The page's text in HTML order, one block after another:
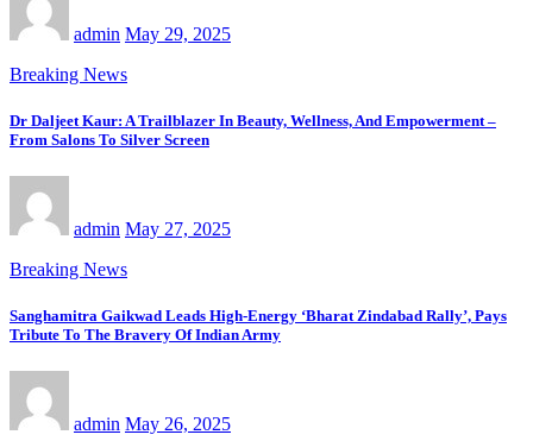
admin May 29, 2025
Breaking News
Dr Daljeet Kaur: A Trailblazer In Beauty, Wellness, And Empowerment –
From Salons To Silver Screen
admin May 27, 2025
Breaking News
Sanghamitra Gaikwad Leads High-Energy ‘Bharat Zindabad Rally’, Pays
Tribute To The Bravery Of Indian Army
admin May 26, 2025